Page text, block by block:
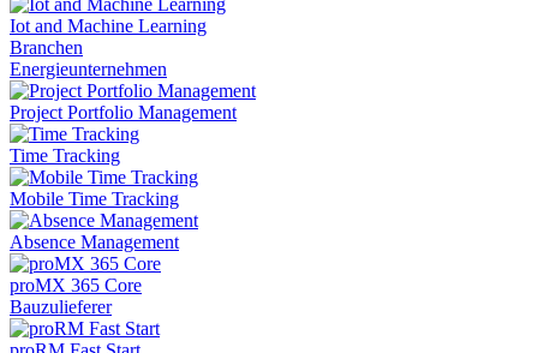
Iot and Machine Learning
Branchen
Energieunternehmen
Project Portfolio Management
Time Tracking
Mobile Time Tracking
Absence Management
proMX 365 Core
Bauzulieferer